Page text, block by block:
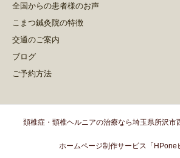
全国からの患者様のお声
こまつ鍼灸院の特徴
交通のご案内
ブログ
ご予約方法
頚椎症・頸椎ヘルニアの治療なら埼玉県所沢市
ホームページ制作サービス「HPone